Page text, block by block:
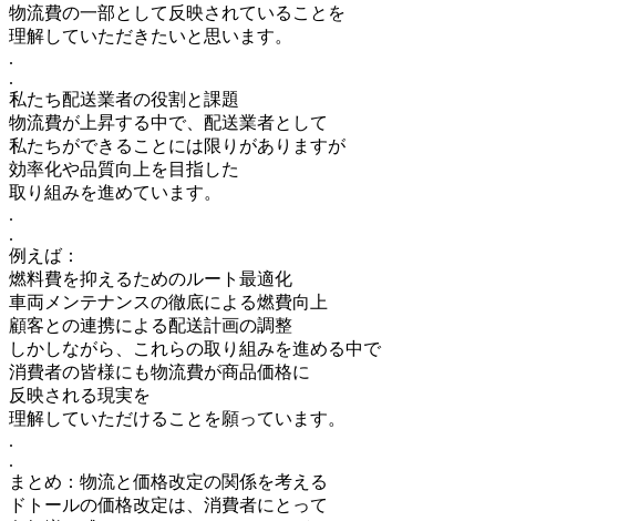
物流費の一部として反映されていることを
理解していただきたいと思います。
.
.
私たち配送業者の役割と課題
物流費が上昇する中で、配送業者として
私たちができることには限りがありますが
効率化や品質向上を目指した
取り組みを進めています。
.
.
例えば：
燃料費を抑えるためのルート最適化
車両メンテナンスの徹底による燃費向上
顧客との連携による配送計画の調整
しかしながら、これらの取り組みを進める中で
消費者の皆様にも物流費が商品価格に
反映される現実を
理解していただけることを願っています。
.
.
まとめ：物流と価格改定の関係を考える
ドトールの価格改定は、消費者にとって